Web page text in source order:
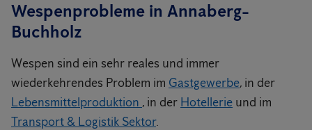
Wespenprobleme in Annaberg-
Buchholz
Wespen sind ein sehr reales und immer
wiederkehrendes Problem im Gastgewerbe, in der
Lebensmittelproduktion , in der Hotellerie und im
Transport & Logistik Sektor.